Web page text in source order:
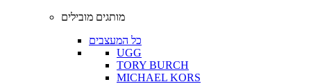
מותגים מובילים
כל המעצבים
UGG
TORY BURCH
MICHAEL KORS